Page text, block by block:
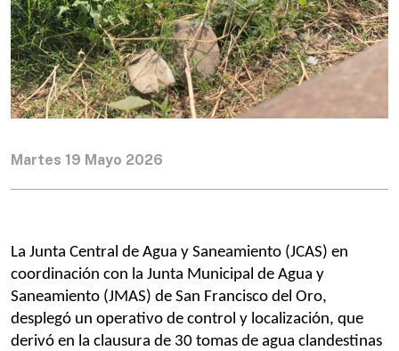
Martes 19 Mayo 2026
La Junta Central de Agua y Saneamiento (JCAS) en
coordinación con la Junta Municipal de Agua y
Saneamiento (JMAS) de San Francisco del Oro,
desplegó un operativo de control y localización, que
derivó en la clausura de 30 tomas de agua clandestinas